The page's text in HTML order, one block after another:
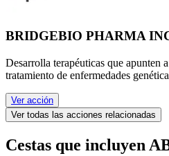
BRIDGEBIO PHARMA
Desarrolla terapéuticas que apunten
tratamiento de enfermedades
Ver acción
Ver todas las acciones relacionadas
Cestas que incluyen